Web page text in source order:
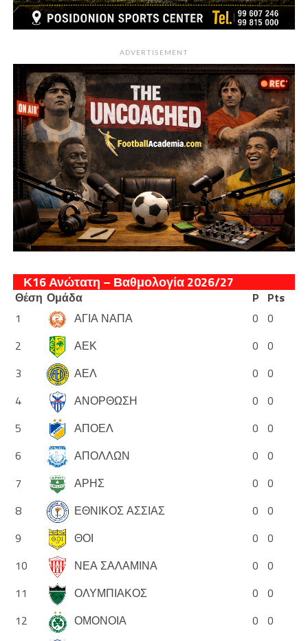
ADVERTISEMENT
Κ16 Ανώτατη – Βαθμολογία 2026/27
Θέση Ομάδα P Pts
1
ΑΓΙΑ ΝΑΠΑ 0 0
2
ΑΕΚ 0 0
3
ΑΕΛ 0 0
4
ΑΝΟΡΘΩΣΗ 0 0
5
ΑΠΟΕΛ 0 0
6
ΑΠΟΛΛΩΝ 0 0
7
ΑΡΗΣ 0 0
8
ΕΘΝΙΚΟΣ ΑΣΣΙΑΣ 0 0
9
ΘΟΙ 0 0
10
ΝΕΑ ΣΑΛΑΜΙΝΑ 0 0
11
ΟΛΥΜΠΙΑΚΟΣ 0 0
12
ΟΜΟΝΟΙΑ 0 0